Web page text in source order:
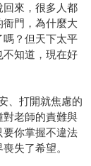
來，很多人都
門，為什麼大
？但天下太平
不知道，現在好
、打開就焦慮的
老師的責難與
你掌握不違法
失了希望。